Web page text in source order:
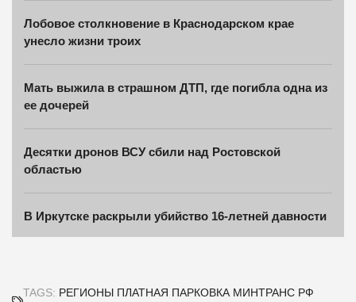
Лобовое столкновение в Краснодарском крае
унесло жизни троих
Мать выжила в страшном ДТП, где погибла одна из
ее дочерей
Десятки дронов ВСУ сбили над Ростовской
областью
В Иркутске раскрыли убийство 16-летней давности
TAGS: РЕГИОНЫ ПЛАТНАЯ ПАРКОВКА МИНТРАНС РФ